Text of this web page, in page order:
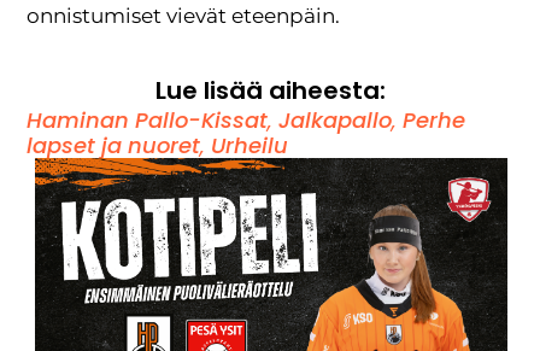
onnistumiset vievät eteenpäin.
Lue lisää aiheesta:
Haminan Pallo-Kissat,Jalkapallo,Perhe
lapset ja nuoret, Urheilu